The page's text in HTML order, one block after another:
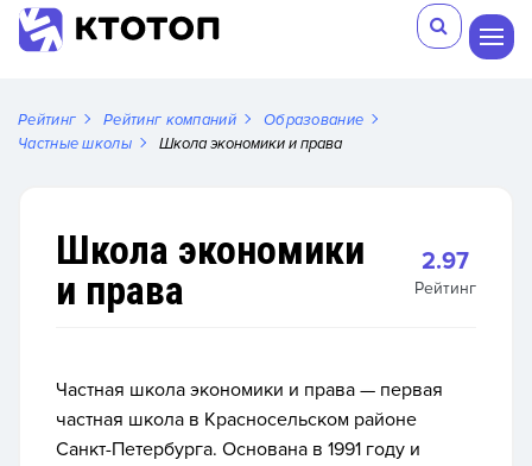
Рейтинг Рейтинг компаний
Образование
Частные школы
Школа экономики и права
Школа экономики
и права
2.97
Рейтинг
Частная школа экономики и права — первая
частная школа в Красносельском районе
Санкт-Петербурга. Основана в 1991 году и